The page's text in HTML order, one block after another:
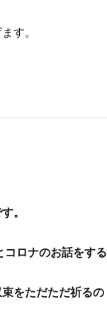
す。
。
コロナのお話をする
をただただ祈るの